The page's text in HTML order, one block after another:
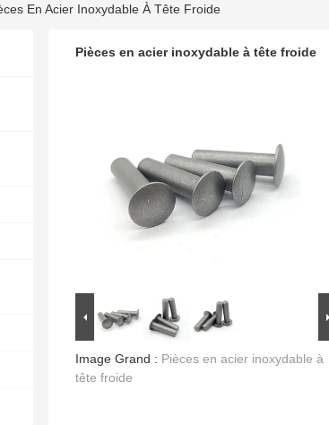
En Acier Inoxydable À Tête Froide
Pièces en acier inoxydable à tête froide
Image Grand : Pièces en acier inoxydable à
tête froide